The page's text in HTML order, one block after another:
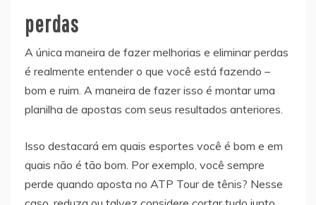
perdas
A única maneira de fazer melhorias e eliminar perdas
é realmente entender o que você está fazendo –
bom e ruim. A maneira de fazer isso é montar uma
planilha de apostas com seus resultados anteriores.
Isso destacará em quais esportes você é bom e em
quais não é tão bom. Por exemplo, você sempre
perde quando aposta no ATP Tour de tênis? Nesse